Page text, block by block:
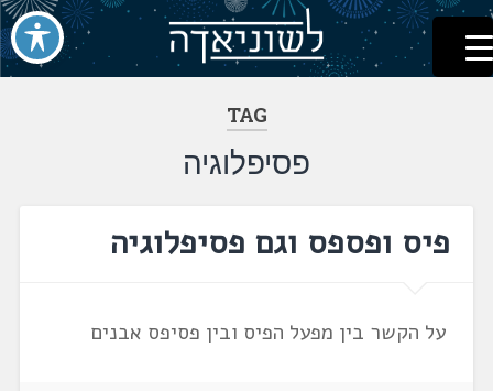
דלג
לתוכן
לשוניאדה
עברית. לשון. שפה
TAG
פסיפלוגיה
פיס ופספס וגם פסיפלוגיה
על הקשר בין מפעל הפיס ובין פסיפס אבנים